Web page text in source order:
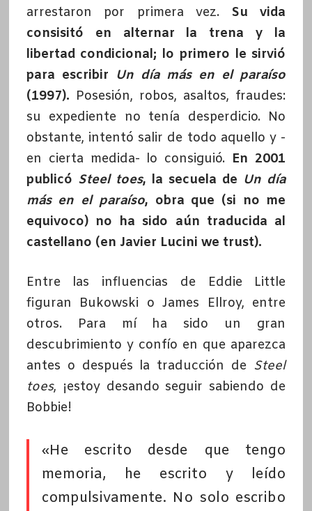
arrestaron por primera vez. Su vida
consisitó en alternar la trena y la
libertad condicional; lo primero le sirvió
para escribir Un día más en el paraíso
(1997). Posesión, robos, asaltos, fraudes:
su expediente no tenía desperdicio. No
obstante, intentó salir de todo aquello y -
en cierta medida- lo consiguió. En 2001
publicó Steel toes, la secuela de Un día
más en el paraíso, obra que (si no me
equivoco) no ha sido aún traducida al
castellano (en Javier Lucini we trust).
Entre las influencias de Eddie Little
figuran Bukowski o James Ellroy, entre
otros. Para mí ha sido un gran
descubrimiento y confío en que aparezca
antes o después la traducción de Steel
toes, ¡estoy desando seguir sabiendo de
Bobbie!
«He escrito desde que tengo
memoria, he escrito y leído
compulsivamente. No solo escribo